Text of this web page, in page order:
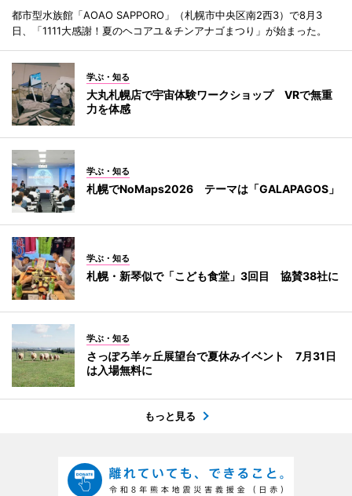
都市型水族館「AOAO SAPPORO」（札幌市中央区南2西3）で8月3
日、「1111大感謝！夏のヘコアユ＆チンアナゴまつり」が始まった。
学ぶ・知る
大丸札幌店で宇宙体験ワークショップ VRで無重
力を体感
学ぶ・知る
札幌でNoMaps2026 テーマは「GALAPAGOS」
学ぶ・知る
札幌・新琴似で「こども食堂」3回目 協賛38社に
学ぶ・知る
さっぽろ羊ヶ丘展望台で夏休みイベント 7月31日
は入場無料に
もっと見る